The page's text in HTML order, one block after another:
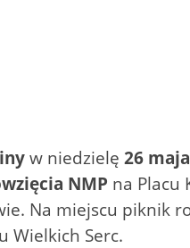
w niedzielę 26 maja
NMP na Placu
Na miejscu piknik
Wielkich Serc.